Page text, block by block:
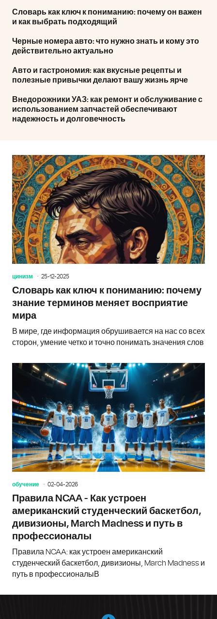
Словарь как ключ к пониманию: почему он важен
и как выбрать подходящий
Черные номера авто: что нужно знать и кому это
действительно актуально
Авто и гастрономия: как вкусные рецепты и
полезные привычки делают вашу жизнь ярче
Внедорожники УАЗ: как ремонт и обслуживание с
использованием запчастей обеспечивают
надежность и долговечность
цинизм 25-12-2025
Словарь как ключ к пониманию: почему
знание терминов меняет восприятие
мира
В мире, где информация обрушивается на нас со всех
сторон, умение четко и точно понимать значения слов
обучение 02-04-2026
Правила NCAA - Как устроен
американский студенческий баскетбол,
дивизионы, March Madness и путь в
профессионалы
Правила NCAA: как устроен американский
студенческий баскетбол, дивизионы, March Madness и
путь в профессионалыВ